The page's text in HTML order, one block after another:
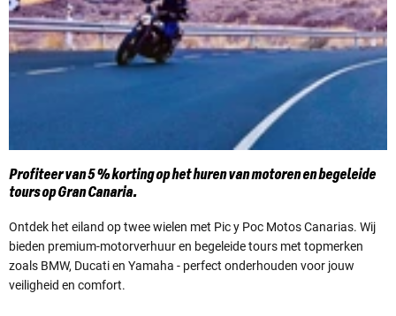
Profiteer van 5 % korting op het huren van motoren en begeleide
tours op Gran Canaria.
Ontdek het eiland op twee wielen met Pic y Poc Motos Canarias. Wij
bieden premium-motorverhuur en begeleide tours met topmerken
zoals BMW, Ducati en Yamaha - perfect onderhouden voor jouw
veiligheid en comfort.